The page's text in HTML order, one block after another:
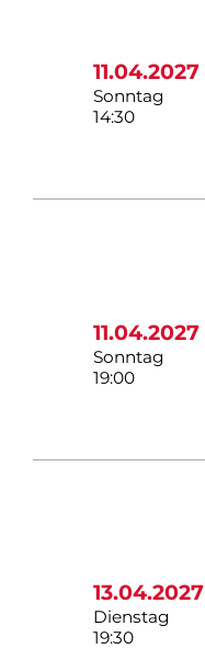
11.04.2027
Sonntag
14:30
11.04.2027
Sonntag
19:00
13.04.2027
Dienstag
19:30